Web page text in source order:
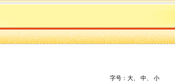
字号： 大、 中、 小